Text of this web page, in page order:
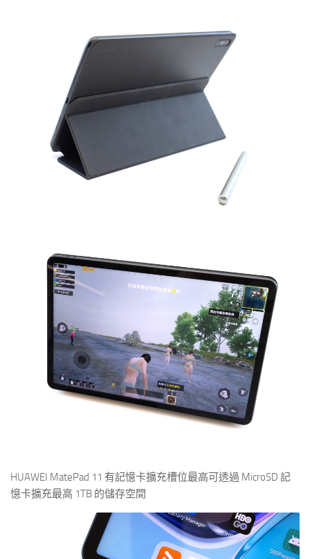
HUAWEI MatePad 11 有記憶卡擴充槽位最高可透過 MicroSD 記
憶卡擴充最高 1TB 的儲存空間